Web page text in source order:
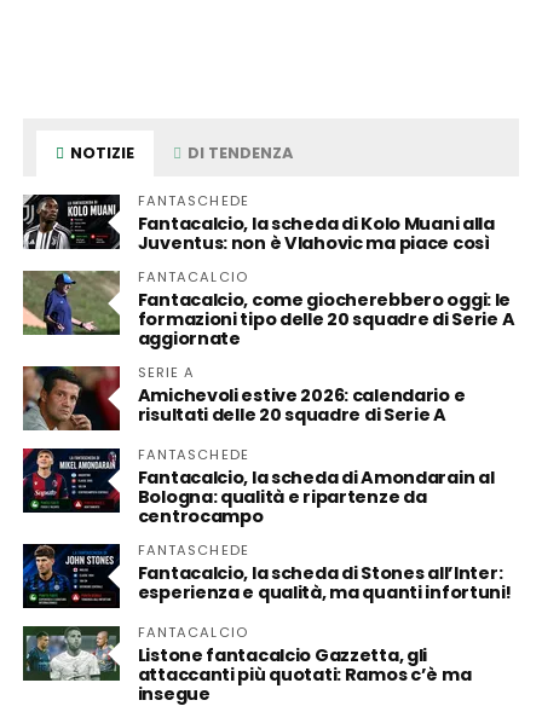
NOTIZIE DI TENDENZA
FANTASCHEDE
Fantacalcio, la scheda di Kolo Muani alla
Juventus: non è Vlahovic ma piace così
FANTACALCIO
Fantacalcio, come giocherebbero oggi: le
formazioni tipo delle 20 squadre di Serie A
aggiornate
SERIE A
Amichevoli estive 2026: calendario e
risultati delle 20 squadre di Serie A
FANTASCHEDE
Fantacalcio, la scheda di Amondarain al
Bologna: qualità e ripartenze da
centrocampo
FANTASCHEDE
Fantacalcio, la scheda di Stones all’Inter:
esperienza e qualità, ma quanti infortuni!
FANTACALCIO
Listone fantacalcio Gazzetta, gli
attaccanti più quotati: Ramos c’è ma
insegue